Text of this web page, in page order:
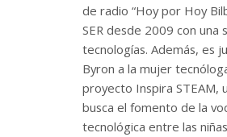
de radio “Hoy por Hoy
SER desde 2009 con una
tecnologías. Además, es
Byron a la mujer
proyecto Inspira STEAM,
busca el fomento de la
tecnológica entre las